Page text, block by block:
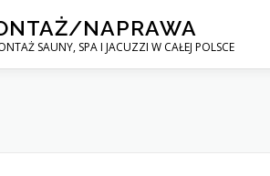
NAPRAWA
SAUNY, SPA I JACUZZI W CAŁEJ POLSCE